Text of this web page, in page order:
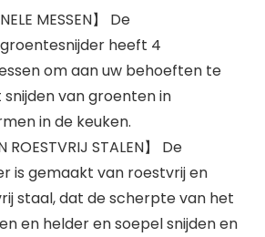
MESSEN】 De
heeft 4
om aan uw behoeften te
van groenten in
in de keuken.
ROESTVRIJ STALEN】 De
is gemaakt van roestvrij en
staal, dat de scherpte van het
en helder en soepel snijden en